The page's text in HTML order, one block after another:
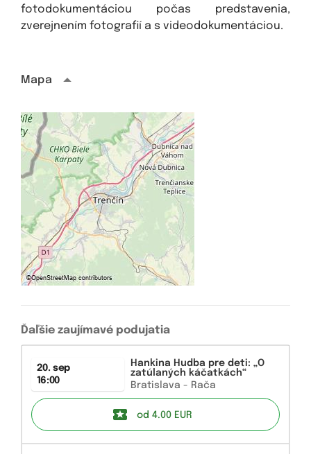
fotodokumentáciou počas predstavenia,
zverejnením fotografií a s videodokumentáciou.
Mapa
Ďaľšie zaujímavé podujatia
20. sep
16:00
Hankina Hudba pre deti: „O
zatúlaných káčatkách“
Bratislava - Rača
od 4.00 EUR